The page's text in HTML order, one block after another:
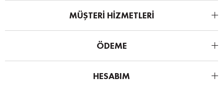
MÜŞTERİ HİZMETLERİ
ÖDEME
HESABIM